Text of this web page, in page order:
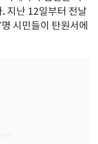
지난 12일부터 전날
시민들이 탄원서에